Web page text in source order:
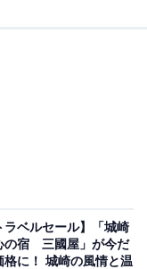
、宿クーポンを
能です。
ラベルセール】「城崎
宿 三國屋」が今だ
格に！ 城崎の風情と温